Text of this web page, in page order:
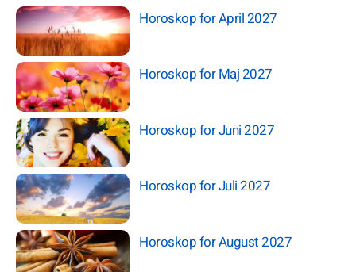
Horoskop for April 2027
Horoskop for Maj 2027
Horoskop for Juni 2027
Horoskop for Juli 2027
Horoskop for August 2027